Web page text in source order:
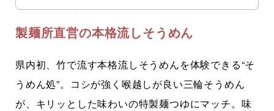
製麺所直営の本格流しそうめん
県内初、竹で流す本格流しそうめんを体験できる“そ
うめん処”。コシが強く喉越しが良い三輪そうめん
が、キリッとした味わいの特製麺つゆにマッチ。味